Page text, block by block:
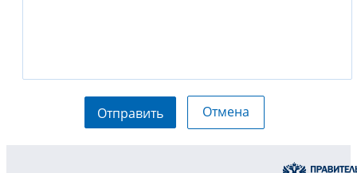
Отправить Отмена